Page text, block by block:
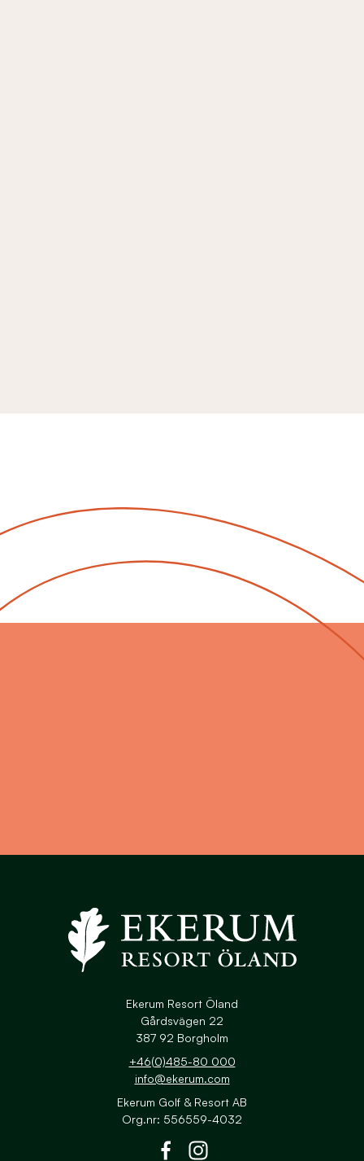
Ekerum Resort Öland
Gårdsvägen 22
387 92 Borgholm
+46(0)485-80 000
info@ekerum.com
Ekerum Golf & Resort AB
Org.nr: 556559-4032